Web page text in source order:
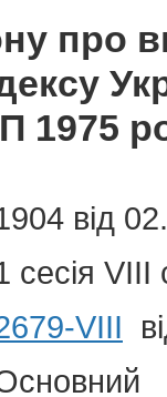
про
1975
від
сесія VIII
VIII